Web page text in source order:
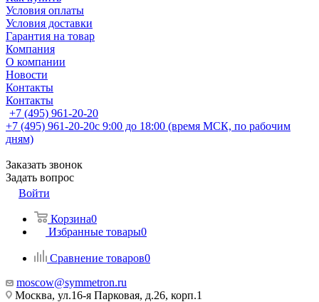
Условия оплаты
Условия доставки
Гарантия на товар
Компания
О компании
Новости
Контакты
Контакты
+7 (495) 961-20-20
+7 (495) 961-20-20с 9:00 до 18:00 (время МСК, по рабочим
дням)
Заказать звонок
Задать вопрос
Войти
Корзина0
Избранные товары0
Сравнение товаров0
moscow@symmetron.ru
Москва, ул.16-я Парковая, д.26, корп.1